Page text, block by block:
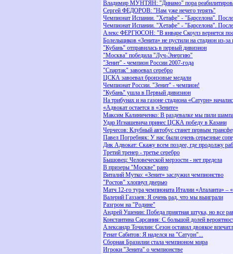
Владимир МУНТЯН: "Динамо" пора
Сергей ФЕДОРОВ: "Нам уже нечего терять"
Чемпионат Испании. "Хетафе" - "Барселона".
Чемпионат Испании. "Хетафе" - "Барселона".
Алекс ФЕРГЮСОН: "В январе Скоулз вернется
Болельщиков «Зенита» не пустили на стадион из-за
"Кубань" отправилась в первый дивизион
"Москва" победила "Луч-Энергию"
"Зенит" - чемпион России 2007-года
"Спартак" завоевал серебро
ЦСКА завоевал бронзовые медали
Чемпионат России. "Зенит" - чемпион!
"Кубань" ушла в Первый дивизион
На трибунах и на газоне стадиона «Сатурн»
«Адвокат остается в «Зените»
Максим Калиниченко: В раздевалке мы пили
Удар Игнашевича принес ЦСКА победу в Казани
Черчесов: Клубный автобус станет первым
Павел Погребняк: У нас были очень серьезные
Дик Адвокат: Скажу всем поздее, где продолжу
Третий тренер - третье серебро
Бышовец: Человеческой мерзости - нет предела
В призеры "Москве" рано
Виталий Мутко: «Зенит» заслужил чемпионство
"Ростов" хлопнул дверью
Матч 12-го тура чемпионата Италии «Аталанта» –
Валерий Газзаев: Я очень рад, что мы выиграли
Разгром на "Родине"
Андрей Ушенин: Победа приятная штука, но все
Константина Сарсания: С большой долей
Александр Точилин: Сезон оставил двоякое
Ренат Сабитов: Я наделся на "Сатурн"...
Сборная Бразилии стала чемпионом мира
Игроки "Зенита" о чемпионстве